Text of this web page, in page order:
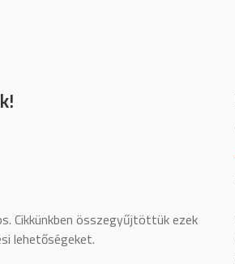
Cikkünkben összegyűjtöttük ezek
lehetőségeket.